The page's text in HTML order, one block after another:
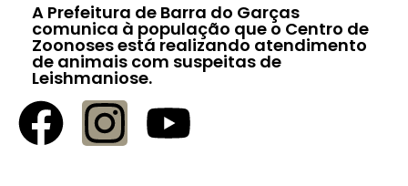
A Prefeitura de Barra do Garças
comunica à população que o Centro de
Zoonoses está realizando atendimento
de animais com suspeitas de
Leishmaniose.